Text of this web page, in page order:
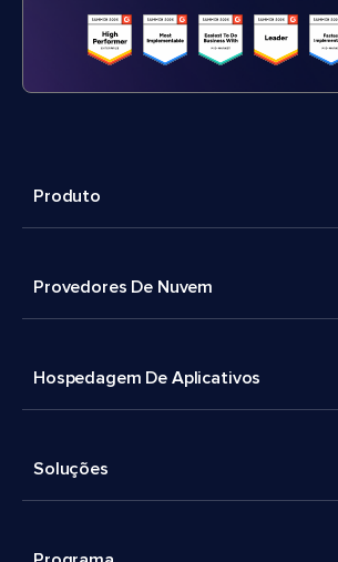
Produto
Provedores De Nuvem
Hospedagem De Aplicativos
Soluções